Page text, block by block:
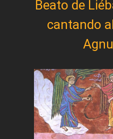
Beato de
cantando